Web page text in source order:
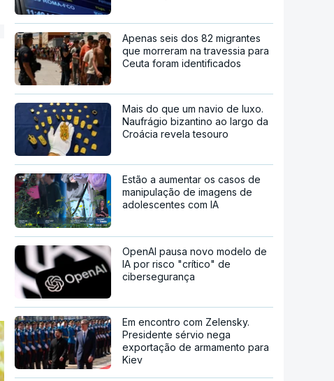
Apenas seis dos 82 migrantes
que morreram na travessia para
Ceuta foram identificados
Mais do que um navio de luxo.
Naufrágio bizantino ao largo da
Croácia revela tesouro
Estão a aumentar os casos de
manipulação de imagens de
adolescentes com IA
OpenAI pausa novo modelo de
IA por risco "crítico" de
cibersegurança
Em encontro com Zelensky.
Presidente sérvio nega
exportação de armamento para
Kiev